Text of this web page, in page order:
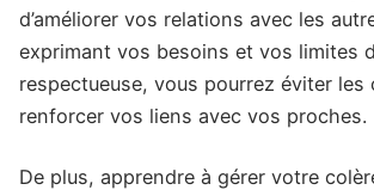
d’améliorer vos relations avec les
exprimant vos besoins et vos limites
respectueuse, vous pourrez éviter
renforcer vos liens avec vos proches.
De plus, apprendre à gérer votre